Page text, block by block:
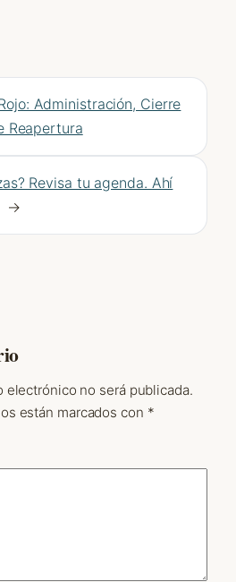
Administración, Cierre
Reapertura
Revisa tu agenda. Ahí
→
electrónico no será publicada.
están marcados con *